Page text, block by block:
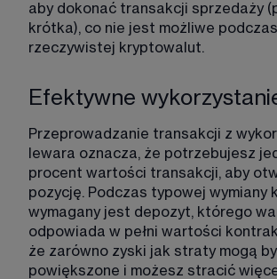
aby dokonać transakcji sprzedaży
krótka), co nie jest możliwe
rzeczywistej kryptowalut.​
Efektywne
Przeprowadzanie transakcji z
lewara oznacza, że potrzebujesz
procent wartości transakcji, aby
pozycję. Podczas typowej wymiany
wymagany jest depozyt, którego
odpowiada w pełni wartości
że zarówno zyski jak straty mogą
powiększone i możesz stracić